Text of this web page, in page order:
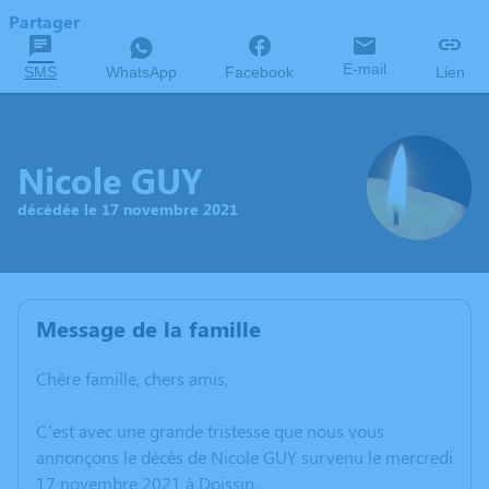
Partager
SMS WhatsApp Facebook E-mail Lien
Nicole GUY
décédée le 17 novembre 2021
Message de la famille
Chère famille, chers amis,
C’est avec une grande tristesse que nous vous
annonçons le décès de Nicole GUY survenu le mercredi
17 novembre 2021 à Doissin.